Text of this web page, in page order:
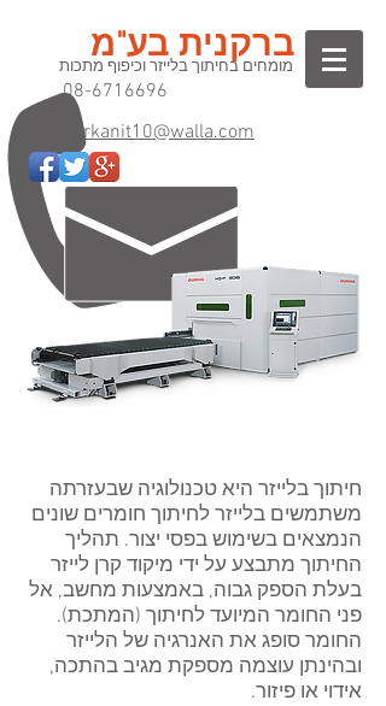
ברקנית בע"מ
מומחים בחיתוך בלייזר וכיפוף מתכות
08-6716696
barkanit10@walla.com
חיתוך בלייזר היא טכנולוגיה שבעזרתה
משתמשים בלייזר לחיתוך חומרים שונים
הנמצאים בשימוש בפסי יצור. תהליך
החיתוך מתבצע על ידי מיקוד קרן לייזר
בעלת הספק גבוה, באמצעות מחשב, אל
פני החומר המיועד לחיתוך (המתכת).
החומר סופג את האנרגיה של הלייזר
ובהינתן עוצמה מספקת מגיב בהתכה,
אידוי או פיזור.